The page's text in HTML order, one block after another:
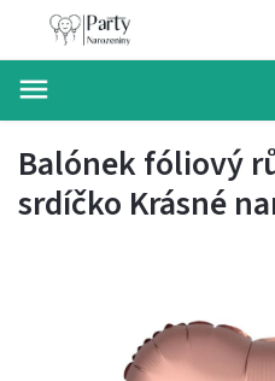
Balónek fóliový
srdíčko Krásné